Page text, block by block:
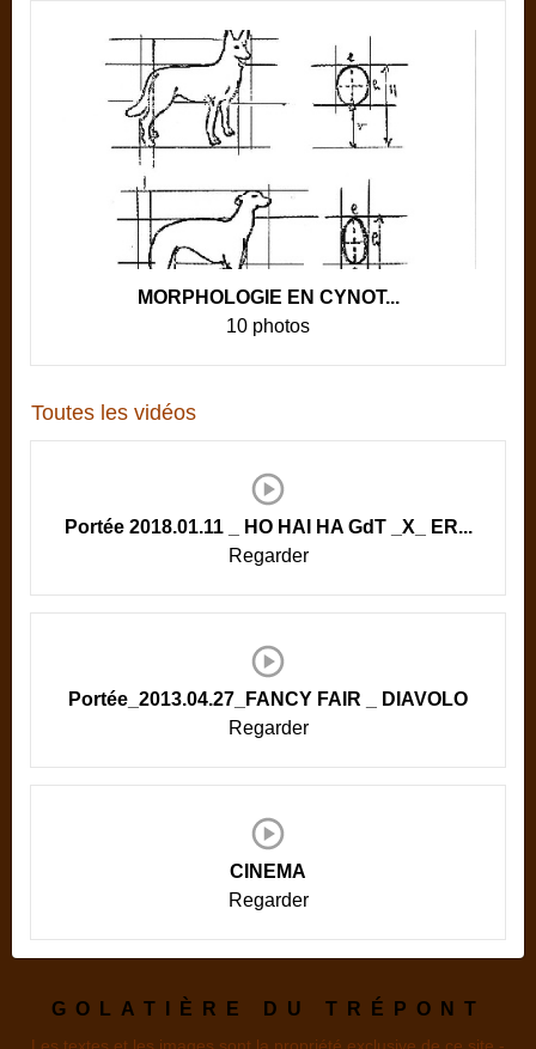
MORPHOLOGIE EN CYNOT...
10 photos
Toutes les vidéos
Portée 2018.01.11 _ HO HAI HA GdT _X_ ER...
Regarder
Portée_2013.04.27_FANCY FAIR _ DIAVOLO
Regarder
CINEMA
Regarder
GOLATIÈRE DU TRÉPONT